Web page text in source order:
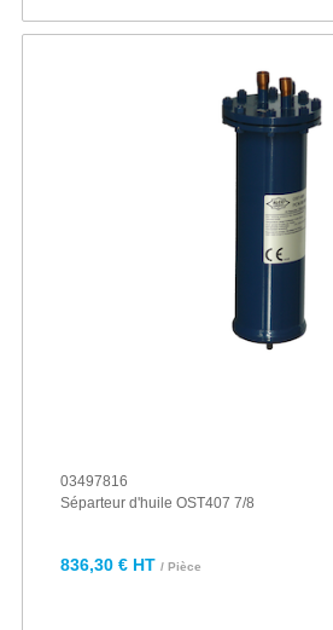
03497816
Séparteur d'huile OST407 7/8
836,30 € HT / Pièce